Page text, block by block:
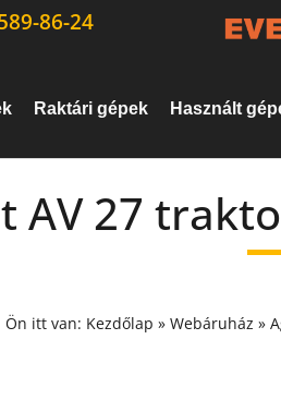
86-24
Raktári gépek Használt
AV 27
Ön itt van: Kezdőlap » Webáruház »